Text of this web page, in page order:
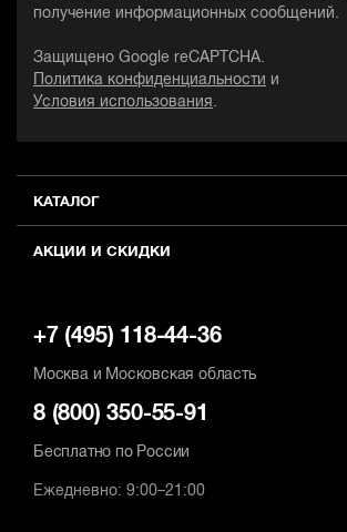
Устройство аккумулятора
слайдер
Устройство
слайдер
КАТАЛОГ
АКЦИИ И СКИДКИ
получение информационных сообщений.
Защищено Google reCAPTCHA.
Политика конфиденциальности
и
Условия использования .
+7 (495) 118-44-36
Москва и Московская область
8 (800) 350-55-91
Бесплатно по России
Ежедневно: 9:00–21:00